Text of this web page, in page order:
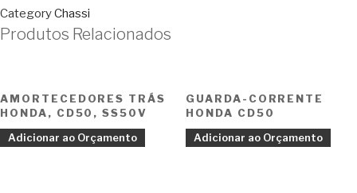
CategoryChassi
Produtos Relacionados
AMORTECEDORES TRÁS
HONDA, CD50, SS50V
Adicionar ao Orçamento
GUARDA-CORRENTE
HONDA CD50
Adicionar ao Orçamento